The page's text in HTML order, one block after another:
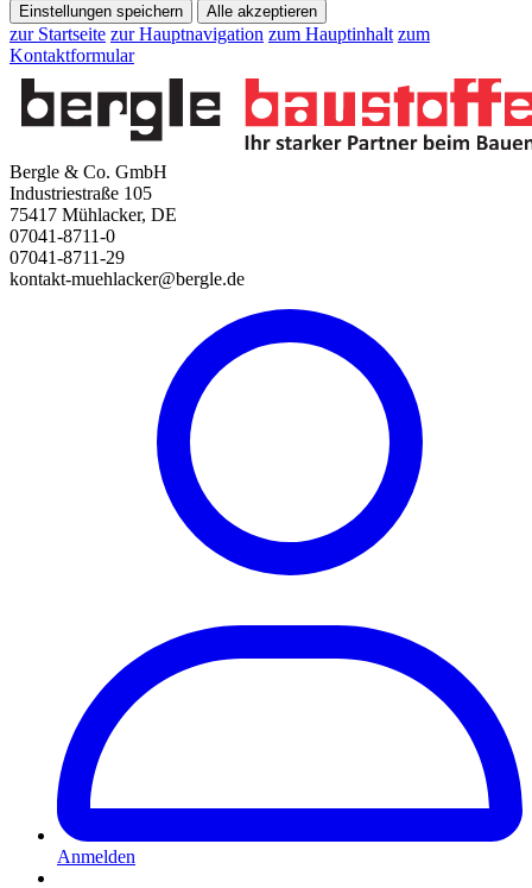
Einstellungen speichern Alle akzeptieren
zur Startseite zur Hauptnavigation zum Hauptinhalt zum
Kontaktformular
Bergle & Co. GmbH
Industriestraße 105
75417 Mühlacker, DE
07041-8711-0
07041-8711-29
kontakt-muehlacker@bergle.de
Anmelden